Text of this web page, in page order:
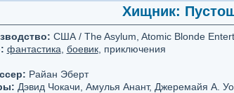
Хищник:
США / The Asylum, Atomic Blonde
фантастика боевик, приключения
Райан Эберт
Дэвид Чокачи, Амулья Анант, Джеремайя А.